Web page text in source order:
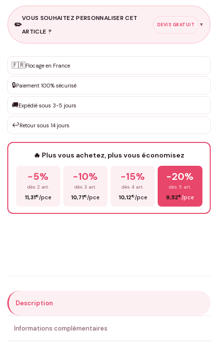
✏️
VOUS SOUHAITEZ PERSONNALISER CET
ARTICLE ?
DEVIS GRATUIT ▼
✨ Personnalisation sur mesure
DEVIS GRATUIT · Personnalisation de 3 à 10€ selon la demande
Que souhaitez-vous ?*
Votre texte / idée*
Prénom*
ENVOYER MA DEMANDE ✨
💚 Retour sous 24-48h🇫🇷 Flocage en France✅ Validation avant fabrication
🇫🇷Flocage en France
🔒Paiement 100% sécurisé
🚚Expédié sous 3-5 jours
↩️Retour sous 14 jours
🔥 Plus vous achetez, plus vous économisez
-5%
dès 2 art.
11,31€/pce
-10%
dès 3 art.
10,71€/pce
-15%
dès 4 art.
10,12€/pce
-20%
dès 5 art.
9,52€/pce
Description
Informations complémentaires